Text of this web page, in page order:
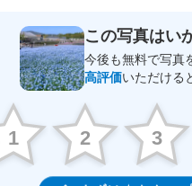
この写真はい
今後も無料で写真
高評価いただける
1 2 3